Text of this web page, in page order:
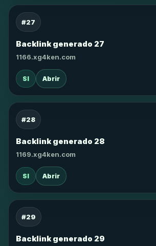
#27
Backlink generado 27
1166.xg4ken.com
SI Abrir
#28
Backlink generado 28
1169.xg4ken.com
SI Abrir
#29
Backlink generado 29